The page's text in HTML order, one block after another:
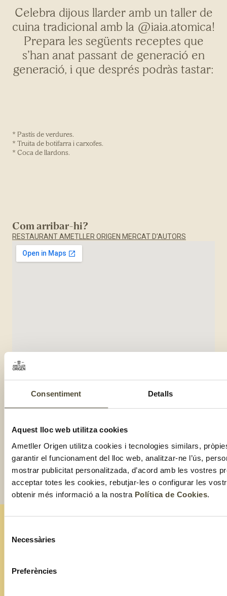
Consentiment Detalls
Aquest lloc web utilitza cookies
Ametller Origen utilitza cookies i tecnologies similars,
garantir el funcionament del lloc web, analitzar-ne l’ús,
mostrar publicitat personalitzada, d’acord amb les vostres
acceptar totes les cookies, rebutjar-les o configurar les
obtenir més informació a la nostra Política de Cookies.
Necessàries
Preferències
Celebra dijous llarder amb un taller de
cuina tradicional amb la @iaia.atomica!
Prepara les següents receptes que
s’han anat passant de generació en
generació, i que després podràs tastar:
* Pastís de verdures.
* Truita de botifarra i carxofes.
* Coca de llardons.
Com arribar-hi?
RESTAURANT AMETLLER ORIGEN MERCAT D’AUTORS
ESTIGUES AL DIA AMB TOT EL QUE FEM!
newsletter